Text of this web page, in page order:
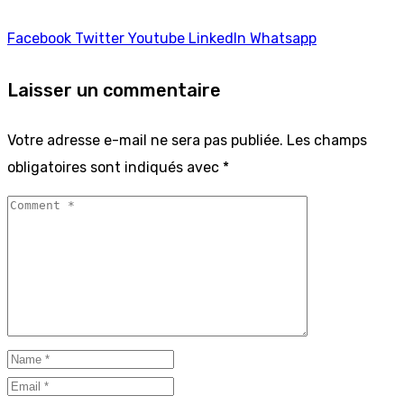
Facebook Twitter Youtube LinkedIn Whatsapp
Laisser un commentaire
Votre adresse e-mail ne sera pas publiée. Les champs
obligatoires sont indiqués avec *